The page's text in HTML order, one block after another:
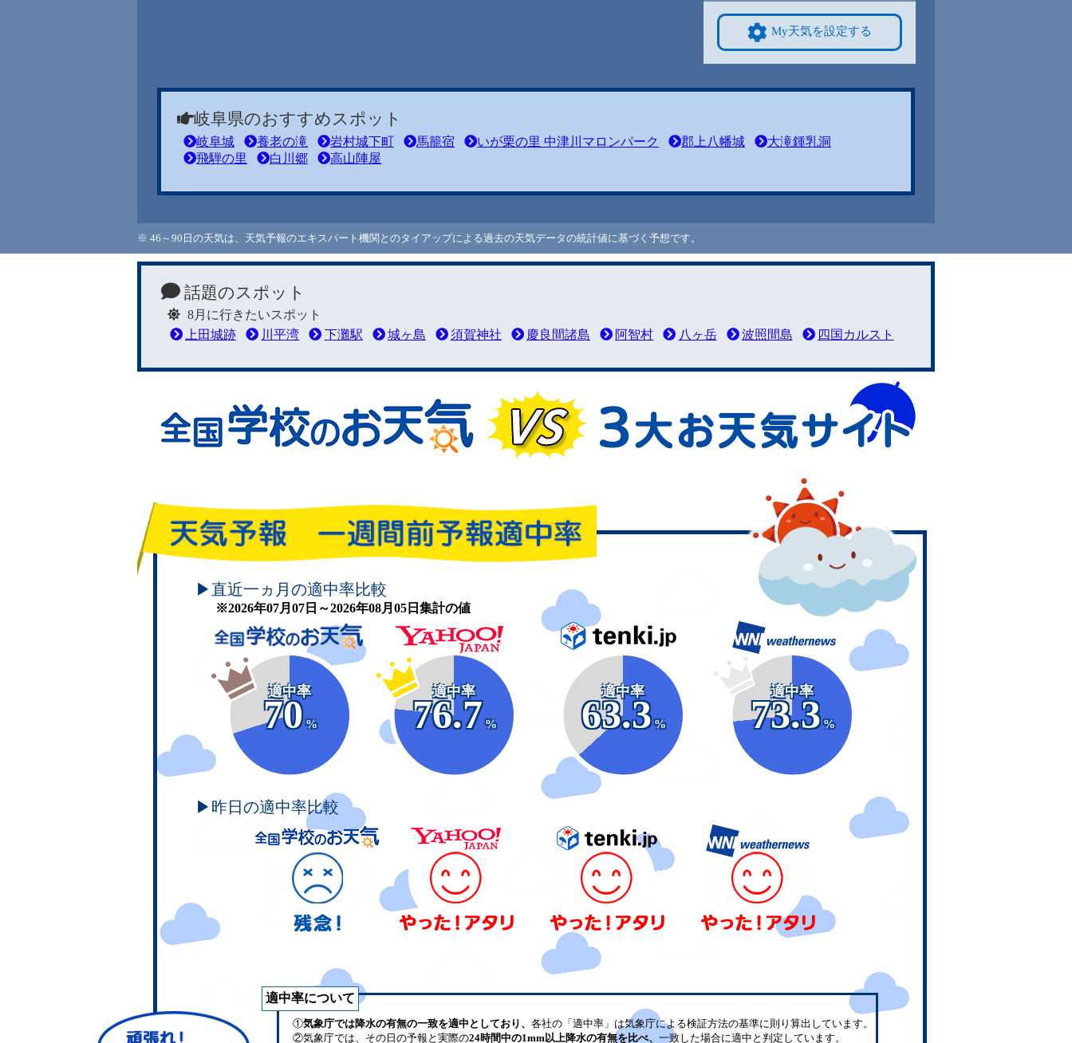
My天気を設定する
岐阜県のおすすめスポット
岐阜城 養老の滝 岩村城下町 馬籠宿 いが栗の里 中津川マロンパーク 郡上八幡城
大滝鍾乳洞
飛騨の里
白川郷 高山陣屋
※ 46～90日の天気は、天気予報のエキスパート機関とのタイアップによる過去の天気データの統計値に基づく予想です。
話題のスポット
8月に行きたいスポット
上田城跡
川平湾 下灘駅 城ヶ島 須賀神社 慶良間諸島 阿智村 八ヶ岳 波照間島 四国カルスト
頑張れ！学校のお天気
▶直近一ヵ月の適中率比較
※2026年07月07日～2026年08月05日集計の値
適中率
70
%
適中率
76.7
%
適中率
63.3
%
適中率
73.3
%
▶昨日の適中率比較
適中率について
①気象庁では降水の有無の一致を適中としており、 各社の「適中率」は気象庁による検証方法の基準に則り算出しています。
②気象庁では、その日の予報と実際の24時間中の1mm以上降水の有無を比べ、 一致した場合に適中と判定しています。